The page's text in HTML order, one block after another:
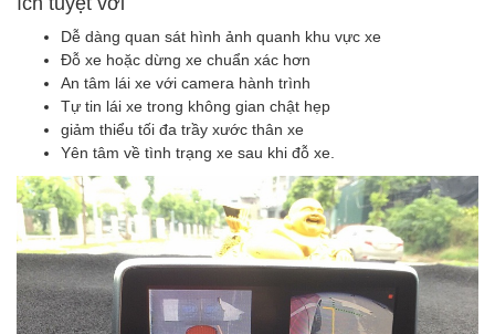
Dễ dàng quan sát hình ảnh quanh khu vực xe
Đỗ xe hoặc dừng xe chuẩn xác hơn
An tâm lái xe với camera hành trình
Tự tin lái xe trong không gian chật hẹp
giảm thiểu tối đa trầy xước thân xe
Yên tâm về tình trạng xe sau khi đỗ xe.